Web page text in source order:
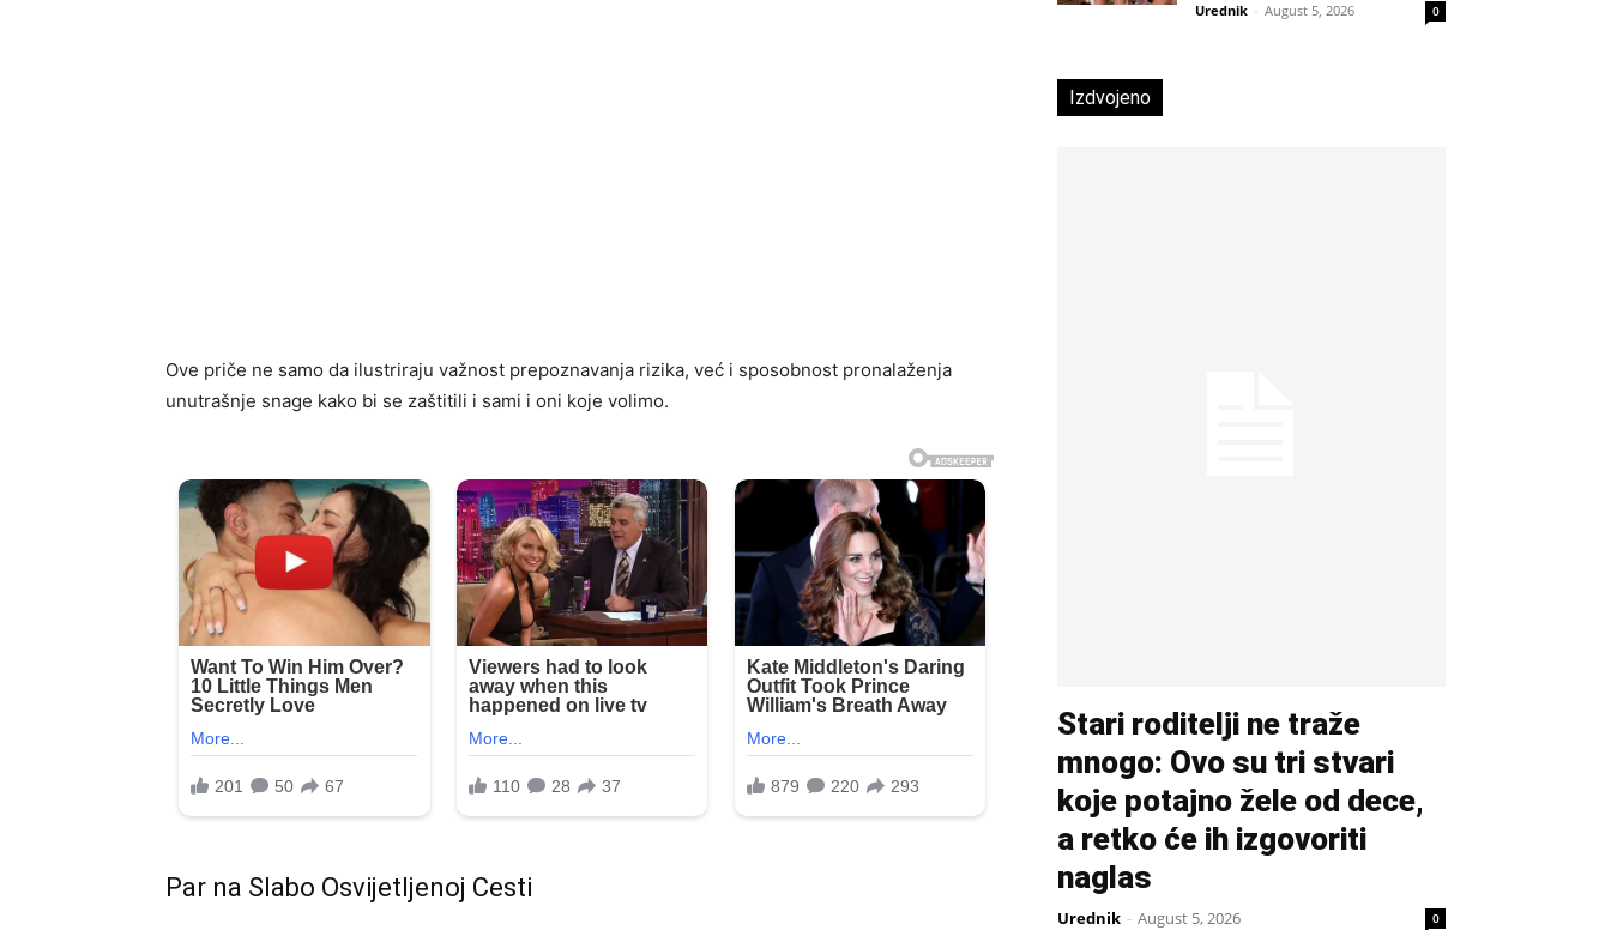
Ove priče ne samo da ilustriraju važnost prepoznavanja rizika, već i sposobnost pronalaženja
unutrašnje snage kako bi se zaštitili i sami i oni koje volimo.
Par na Slabo Osvijetljenoj Cesti
Urednik - August 5, 2026 0
Izdvojeno
Stari roditelji ne traže
mnogo: Ovo su tri stvari
koje potajno žele od dece,
a retko će ih izgovoriti
naglas
Urednik - August 5, 2026 0